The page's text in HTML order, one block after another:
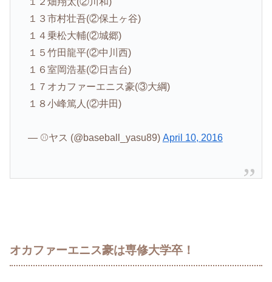
１３市村壮吾(②保土ヶ谷)
１４乗松大輔(②城郷)
１５竹田龍平(②中川西)
１６室岡浩基(②日吉台)
１７オカファーエニス豪(③大綱)
１８小峰篤人(②井田)
— ⚾️ヤス (@baseball_yasu89) April 10, 2016
オカファーエニス豪は専修大学卒！